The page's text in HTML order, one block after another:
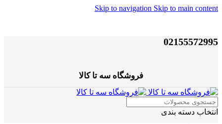
Skip to navigation Skip to main content
02155572995
فروشگاه سه تا کالا
انتخاب دسته بندی